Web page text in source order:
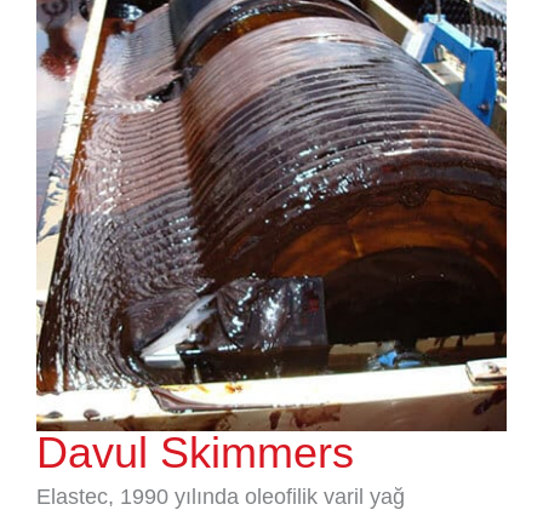
Davul Skimmers
Elastec, 1990 yılında oleofilik varil yağ